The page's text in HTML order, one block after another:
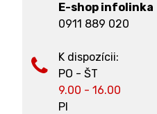
E-shop infolinka
0911 889 020
K dispozícii:
PO - ŠT
9.00 - 16.00
PI